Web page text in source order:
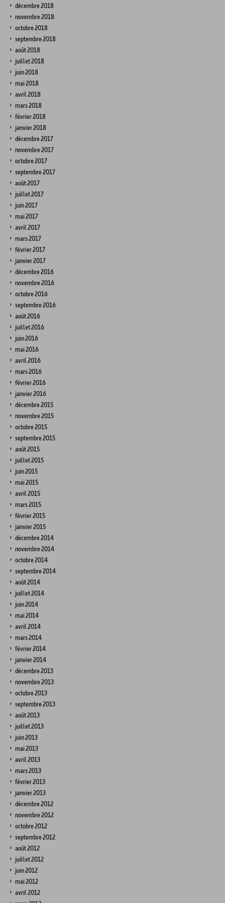
décembre 2018
novembre 2018
octobre 2018
septembre 2018
août 2018
juillet 2018
juin 2018
mai 2018
avril 2018
mars 2018
février 2018
janvier 2018
décembre 2017
novembre 2017
octobre 2017
septembre 2017
août 2017
juillet 2017
juin 2017
mai 2017
avril 2017
mars 2017
février 2017
janvier 2017
décembre 2016
novembre 2016
octobre 2016
septembre 2016
août 2016
juillet 2016
juin 2016
mai 2016
avril 2016
mars 2016
février 2016
janvier 2016
décembre 2015
novembre 2015
octobre 2015
septembre 2015
août 2015
juillet 2015
juin 2015
mai 2015
avril 2015
mars 2015
février 2015
janvier 2015
décembre 2014
novembre 2014
octobre 2014
septembre 2014
août 2014
juillet 2014
juin 2014
mai 2014
avril 2014
mars 2014
février 2014
janvier 2014
décembre 2013
novembre 2013
octobre 2013
septembre 2013
août 2013
juillet 2013
juin 2013
mai 2013
avril 2013
mars 2013
février 2013
janvier 2013
décembre 2012
novembre 2012
octobre 2012
septembre 2012
août 2012
juillet 2012
juin 2012
mai 2012
avril 2012